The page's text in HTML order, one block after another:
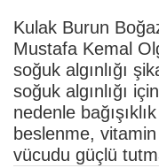
Kulak Burun
Mustafa Kemal
soğuk algınlığı
soğuk algınlığı
nedenle
beslenme,
vücudu güçlü